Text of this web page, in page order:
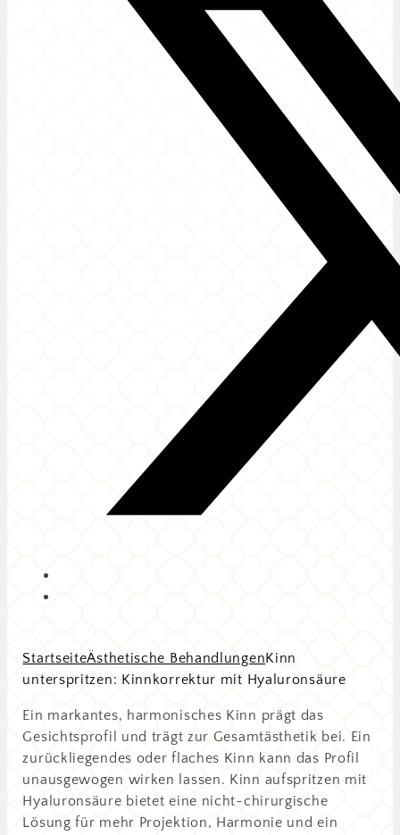
StartseiteÄsthetische BehandlungenKinn
unterspritzen: Kinnkorrektur mit Hyaluronsäure
Ein markantes, harmonisches Kinn prägt das
Gesichtsprofil und trägt zur Gesamtästhetik bei. Ein
zurückliegendes oder flaches Kinn kann das Profil
unausgewogen wirken lassen. Kinn aufspritzen mit
Hyaluronsäure bietet eine nicht-chirurgische
Lösung für mehr Projektion, Harmonie und ein